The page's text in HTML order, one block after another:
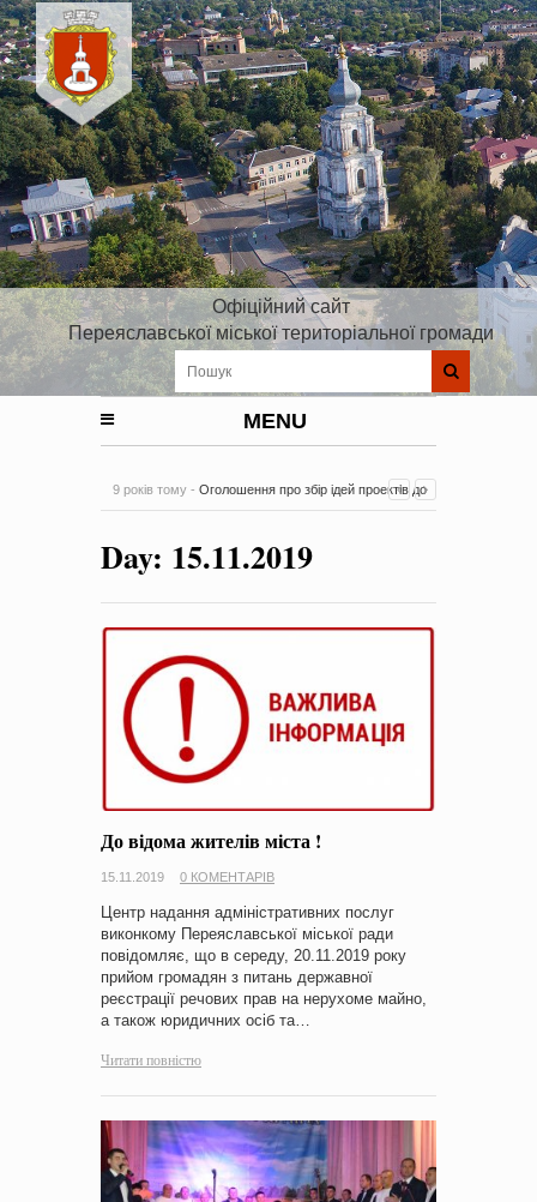
Офіційний сайт
Переяславської міської територіальної громади
MENU
9 років тому - Оголошення про збір ідей проектів до
на період 2018 – 2020 роки Оголошення про збір ідей
проектів
-0 Коментарів
Day: 15.11.2019
До відома жителів міста !
15.11.2019 0 КОМЕНТАРІВ
Центр надання адміністративних послуг
виконкому Переяславської міської ради
повідомляє, що в середу, 20.11.2019 року
прийом громадян з питань державної
реєстрації речових прав на нерухоме майно,
а також юридичних осіб та…
Читати повністю